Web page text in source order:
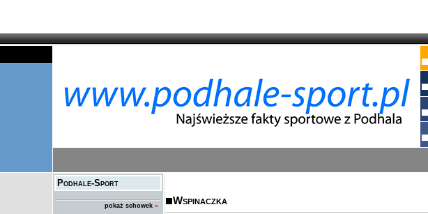
Podhale-Sport
pokaż schowek »
Wspinaczka